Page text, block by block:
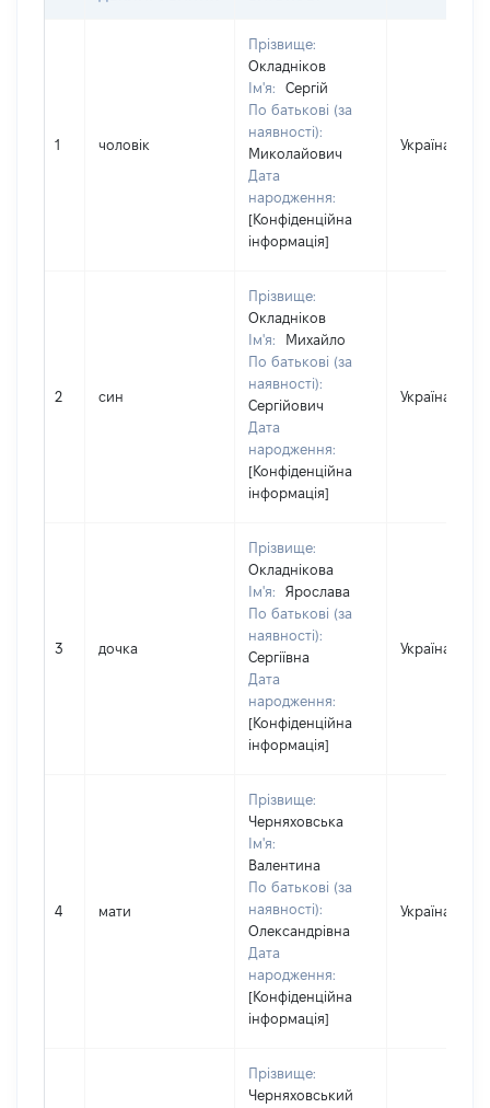
1 чоловік
Прізвище:
Окладніков
Ім'я:
Сергій
По батькові (за
наявності):
Миколайович
Дата
народження:
[Конфіденційна
інформація]
Україна
2 син
Прізвище:
Окладніков
Ім'я:
Михайло
По батькові (за
наявності):
Сергійович
Дата
народження:
[Конфіденційна
інформація]
Україна
3 дочка
Прізвище:
Окладнікова
Ім'я:
Ярослава
По батькові (за
наявності):
Сергіївна
Дата
народження:
[Конфіденційна
інформація]
Україна
4 мати
Прізвище:
Черняховська
Ім'я:
Валентина
По батькові (за
наявності):
Олександрівна
Дата
народження:
[Конфіденційна
інформація]
Україна
Прізвище:
Черняховський